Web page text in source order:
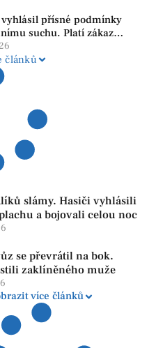
přísné podmínky
suchu. Platí zákaz
článků
slámy. Hasiči vyhlásili
a bojovali celou noc
se převrátil na bok.
zaklíněného muže
více článků